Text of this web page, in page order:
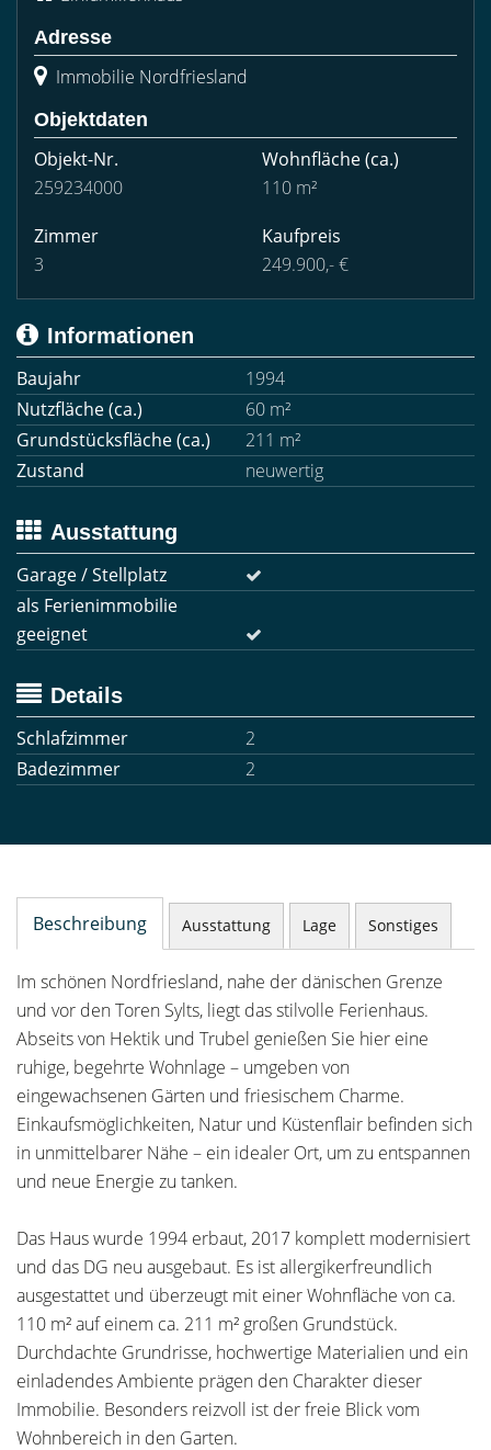
Adresse
Immobilie Nordfriesland
Objektdaten
Objekt-Nr.
259234000
Wohnfläche(ca.)
110 m²
Zimmer
3
Kaufpreis
249.900,- €
Informationen
Baujahr
1994
Nutzfläche (ca.)
60 m²
Grundstücksfläche (ca.)
211 m²
Zustand
neuwertig
Ausstattung
Garage / Stellplatz
als Ferienimmobilie
geeignet
Details
Schlafzimmer
2
Badezimmer
2
Beschreibung Ausstattung Lage Sonstiges
Im schönen Nordfriesland, nahe der dänischen Grenze
und vor den Toren Sylts, liegt das stilvolle Ferienhaus.
Abseits von Hektik und Trubel genießen Sie hier eine
ruhige, begehrte Wohnlage – umgeben von
eingewachsenen Gärten und friesischem Charme.
Einkaufsmöglichkeiten, Natur und Küstenflair befinden sich
in unmittelbarer Nähe – ein idealer Ort, um zu entspannen
und neue Energie zu tanken.
Das Haus wurde 1994 erbaut, 2017 komplett modernisiert
und das DG neu ausgebaut. Es ist allergikerfreundlich
ausgestattet und überzeugt mit einer Wohnfläche von ca.
110 m² auf einem ca. 211 m² großen Grundstück.
Durchdachte Grundrisse, hochwertige Materialien und ein
einladendes Ambiente prägen den Charakter dieser
Immobilie. Besonders reizvoll ist der freie Blick vom
Wohnbereich in den Garten.